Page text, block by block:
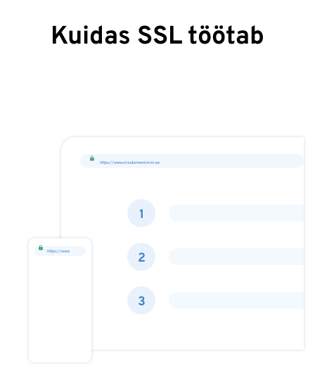
Kuidas SSL töötab
https://www.sinudomeeninimi.ee
https://www